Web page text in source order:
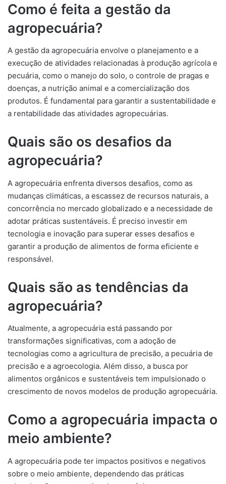
Como é feita a gestão da
agropecuária?
A gestão da agropecuária envolve o planejamento e a
execução de atividades relacionadas à produção agrícola e
pecuária, como o manejo do solo, o controle de pragas e
doenças, a nutrição animal e a comercialização dos
produtos. É fundamental para garantir a sustentabilidade e
a rentabilidade das atividades agropecuárias.
Quais são os desafios da
agropecuária?
A agropecuária enfrenta diversos desafios, como as
mudanças climáticas, a escassez de recursos naturais, a
concorrência no mercado globalizado e a necessidade de
adotar práticas sustentáveis. É preciso investir em
tecnologia e inovação para superar esses desafios e
garantir a produção de alimentos de forma eficiente e
responsável.
Quais são as tendências da
agropecuária?
Atualmente, a agropecuária está passando por
transformações significativas, com a adoção de
tecnologias como a agricultura de precisão, a pecuária de
precisão e a agroecologia. Além disso, a busca por
alimentos orgânicos e sustentáveis tem impulsionado o
crescimento de novos modelos de produção agropecuária.
Como a agropecuária impacta o
meio ambiente?
A agropecuária pode ter impactos positivos e negativos
sobre o meio ambiente, dependendo das práticas